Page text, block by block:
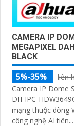
CAMERA IP
MEGAPIXEL
BLACK
5%-35%
liên
Camera IP Dome
DH-IPC-
mạng thuộc dòng
công nghệ AI tiên...